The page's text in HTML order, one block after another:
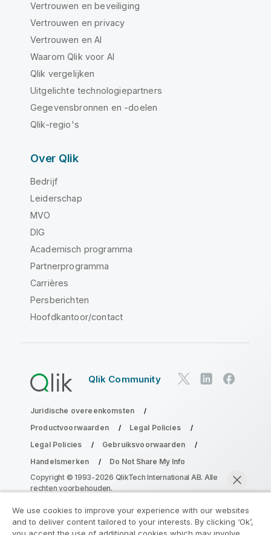
Vertrouwen en beveiliging
Vertrouwen en privacy
Vertrouwen en AI
Waarom Qlik voor AI
Qlik vergelijken
Uitgelichte technologiepartners
Gegevensbronnen en -doelen
Qlik-regio's
Over Qlik
Bedrijf
Leiderschap
MVO
DIG
Academisch programma
Partnerprogramma
Carrières
Persberichten
Hoofdkantoor/contact
Qlik Community
Juridische overeenkomsten
Productvoorwaarden
Legal Policies
Legal Policies
Gebruiksvoorwaarden
Handelsmerken
Do Not Share My Info
Copyright © 1993-2026 QlikTech International AB. Alle
rechten voorbehouden.
We use cookies to improve your experience with our websites
and to deliver content tailored to your interests. By clicking ‘Ok’,